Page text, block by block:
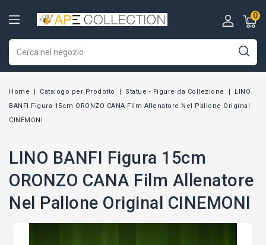
0
Home Catalogo per Prodotto Statue - Figure da Collezione
LINO
BANFI Figura 15cm ORONZO CANA Film Allenatore Nel Pallone Original
CINEMONI
LINO BANFI Figura 15cm
ORONZO CANA Film Allenatore
Nel Pallone Original CINEMONI